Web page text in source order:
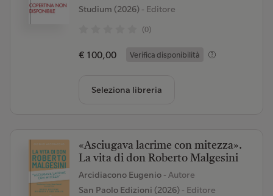
Studium (2026)- Editore
(0)
€ 100,00 Verifica disponibilità
Seleziona libreria
«Asciugava lacrime con mitezza».
La vita di don Roberto Malgesini
Arcidiacono Eugenio - Autore
San Paolo Edizioni (2026)- Editore